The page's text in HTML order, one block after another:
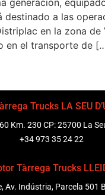
generación,
destinado a las
en la zona de
en el transporte de
Trucks LA SEU
Km. 230 CP: 25700 La Seu
+34 973 35 24 22
Tàrrega Trucks
Av. Indústria, Parcela 501